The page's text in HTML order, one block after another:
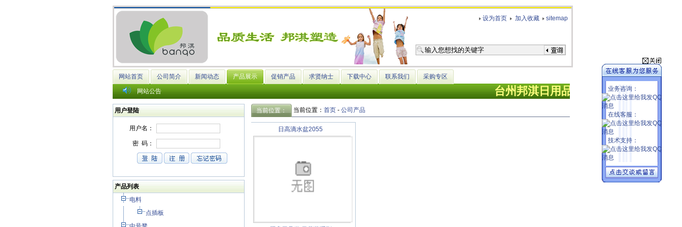
设为首页 加入收藏 sitemap
网站首页 公司简介 新闻动态 产品展示 促销产品 求贤纳士 下载中心 联系我们 采购专区
网站公告 台州邦淇日用品有限公司欢迎您！
用户登陆
产品列表
电料
点插板
当前位置： 当前位置： 首页- 公司产品
日高滴水盆2055
业务咨询：
在线客服：
技术支持：